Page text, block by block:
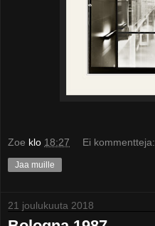
Zoe klo 18:27 Ei kommentteja:
Jaa muille
21 joulukuuta 2018